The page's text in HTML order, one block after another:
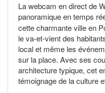
La webcam en direct de
panoramique en temps
cette charmante ville en
le va-et-vient des
local et même les
sur la place. Avec ses
architecture typique, cet
témoignage de la culture